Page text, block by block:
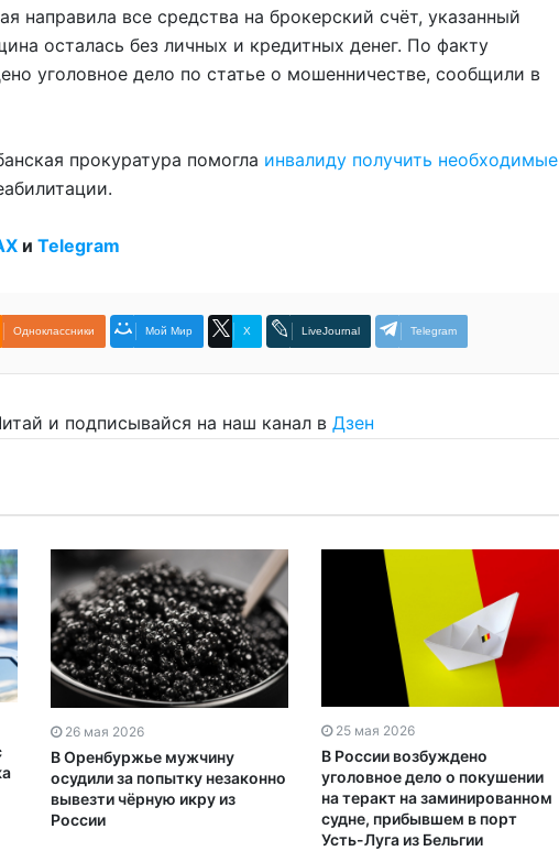
направила все средства на брокерский счёт, указанный
осталась без личных и кредитных денег. По факту
уголовное дело по статье о мошенничестве, сообщили в
прокуратура помогла инвалиду получить необходимые
и Telegram
Одноклассники Мой Мир X LiveJournal Telegram
и подписывайся на наш канал в Дзен
26 мая 2026
В Оренбуржье мужчину
осудили за попытку незаконно
вывезти чёрную икру из
России
25 мая 2026
В России возбуждено
уголовное дело о покушении
на теракт на заминированном
судне, прибывшем в порт
Усть-Луга из Бельгии